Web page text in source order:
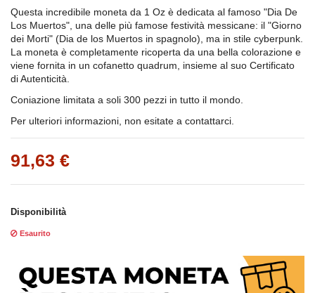
Questa incredibile moneta da 1 Oz è dedicata al famoso "Dia De
Los Muertos", una delle più famose festività messicane: il "Giorno
dei Morti" (Dia de los Muertos in spagnolo), ma in stile cyberpunk.
La moneta è completamente ricoperta da una bella colorazione e
viene fornita in un cofanetto quadrum, insieme al suo Certificato
di Autenticità.
Coniazione limitata a soli 300 pezzi in tutto il mondo.
Per ulteriori informazioni, non esitate a contattarci.
91,63 €
Disponibilità
Esaurito